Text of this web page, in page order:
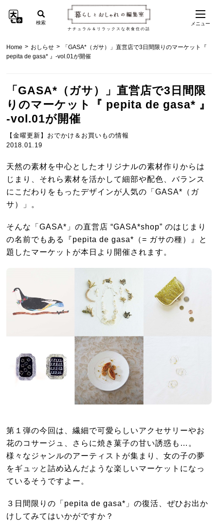
ナチュラル＆リラックスな衣食住の話
検索 メニュー
Home > おしらせ >
「GASA*（ガサ）」直営店で3日間限りのマーケット『
pepita de gasa* 』-vol.01が開催
「GASA*（ガサ）」直営店で3日間限
りのマーケット『 pepita de gasa* 』
-vol.01が開催
【金曜更新】おでかけ＆お買いもの情報
2018.01.19
天然の素材を中心としたオリジナルの素材作りからは
じまり、それら素材を活かして細部や配色、バランス
にこだわりをもったデザインが人気の「GASA*（ガ
サ）」。
そんな「GASA*」の直営店 “GASA*shop” のはじまり
の名前でもある『pepita de gasa*（= ガサの種）』と
題したマーケットが本日より開催されます。
第１弾の今回は、繊細で可愛らしいアクセサリーやお
花のコサージュ、さらに焼き菓子の甘い誘惑も…。
様々なジャンルのアーティストが集まり、女の子の夢
をギュッと詰め込んだような楽しいマーケットになっ
ているそうですよー。
３日間限りの「pepita de gasa*」の復活、ぜひお出か
けしてみてはいかがですか？